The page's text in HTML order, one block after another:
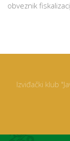
obveznik
Izviđački klub